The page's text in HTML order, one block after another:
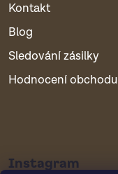
Kontakt
Blog
Sledování zásilky
Hodnocení obchodu
Instagram